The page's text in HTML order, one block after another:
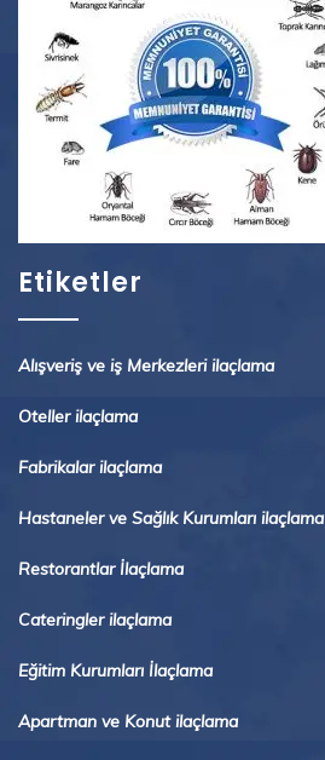
Etiketler
Alışveriş ve iş Merkezleri ilaçlama
Oteller ilaçlama
Fabrikalar ilaçlama
Hastaneler ve Sağlık Kurumları ilaçlama
Restorantlar İlaçlama
Cateringler ilaçlama
Eğitim Kurumları İlaçlama
Apartman ve Konut ilaçlama